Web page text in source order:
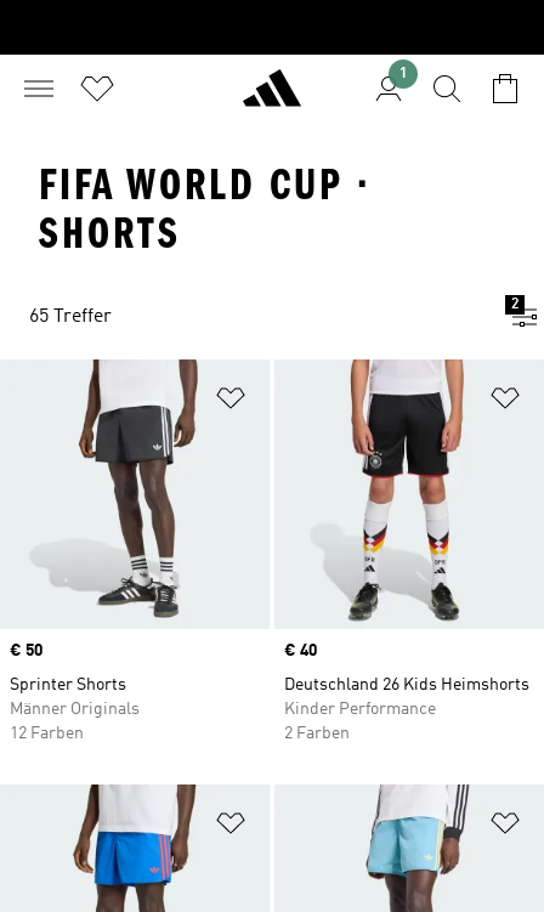
1
FIFA WORLD CUP ·
SHORTS
65 Treffer
2
Zur Wunschliste hinzufügen
Price
€ 50
Sprinter Shorts
Männer Originals
12 Farben
Price
€ 40
Deutschland 26 Kids Heimshorts
Kinder Performance
2 Farben
Zur Wunschliste hinzufügen